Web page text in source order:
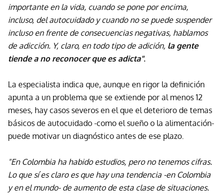
importante en la vida, cuando se pone por encima,
incluso, del autocuidado y cuando no se puede suspender
incluso en frente de consecuencias negativas, hablamos
de adicción. Y, claro, en todo tipo de adición, la gente
tiende a no reconocer que es adicta".
La especialista indica que, aunque en rigor la definición
apunta a un problema que se extiende por al menos 12
meses, hay casos severos en el que el deterioro de temas
básicos de autocuidado -como el sueño o la alimentación-
puede motivar un diagnóstico antes de ese plazo.
"En Colombia ha habido estudios, pero no tenemos cifras.
Lo que sí es claro es que hay una tendencia -en Colombia
y en el mundo- de aumento de esta clase de situaciones.